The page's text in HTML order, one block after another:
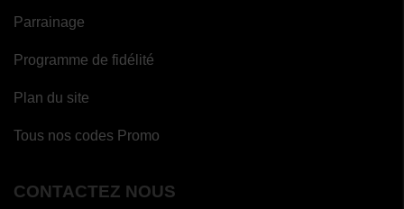
Parrainage
Programme de fidélité
Plan du site
Tous nos codes Promo
CONTACTEZ NOUS